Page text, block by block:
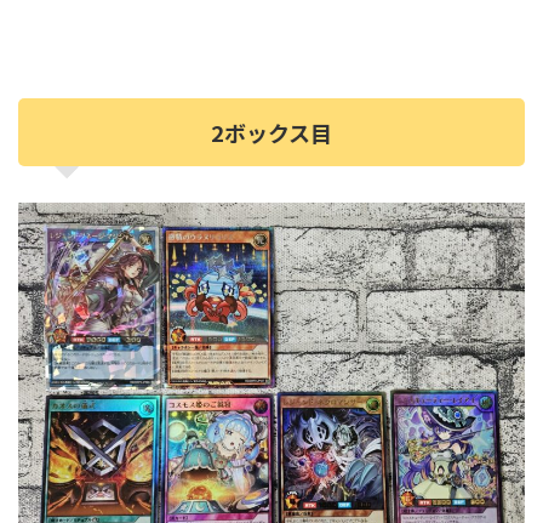
2ボックス目